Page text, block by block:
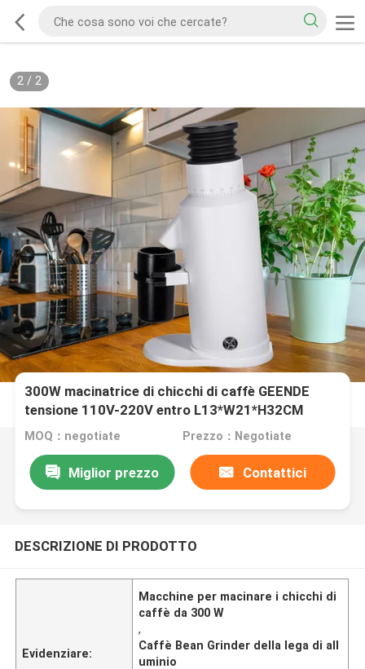
2/ 2
300W macinatrice di chicchi di caffè GEENDE
tensione 110V-220V entro L13*W21*H32CM
MOQ：negotiate Prezzo：Negotiate
Miglior prezzo Contattici
DESCRIZIONE DI PRODOTTO
Evidenziare:
Macchine per macinare i chicchi di
caffè da 300 W
,
Caffè Bean Grinder della lega di all
uminio